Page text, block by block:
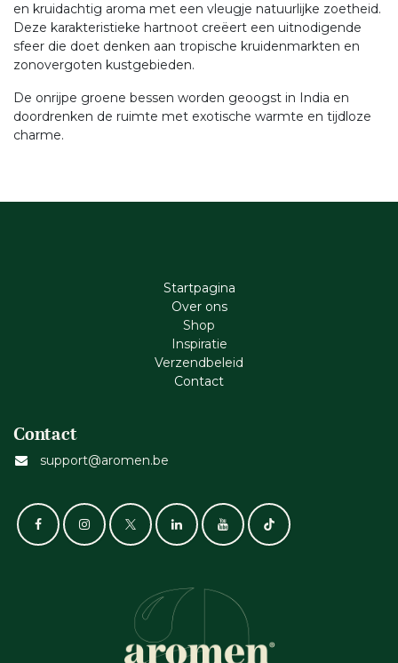
en kruidachtig aroma met een vleugje natuurlijke zoetheid.
Deze karakteristieke hartnoot creëert een uitnodigende
sfeer die doet denken aan tropische kruidenmarkten en
zonovergoten kustgebieden.
De onrijpe groene bessen worden geoogst in India en
doordrenken de ruimte met exotische warmte en tijdloze
charme.
Startpagina
Ove​r​ ons
Shop
Inspiratie
Verzendbeleid
Cont​act
Contact
support@aromen.be